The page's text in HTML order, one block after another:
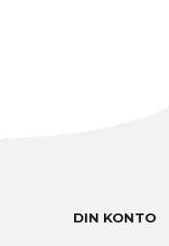
DIN KONTO